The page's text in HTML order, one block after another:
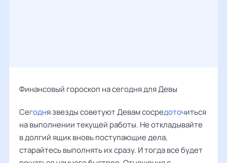
Финансовый гороскоп на сегодня для Девы
Сегодня звезды советуют Девам сосредоточиться
на выполнении текущей работы. Не откладывайте
в долгий ящик вновь поступающие дела,
старайтесь выполнять их сразу. И тогда все будет